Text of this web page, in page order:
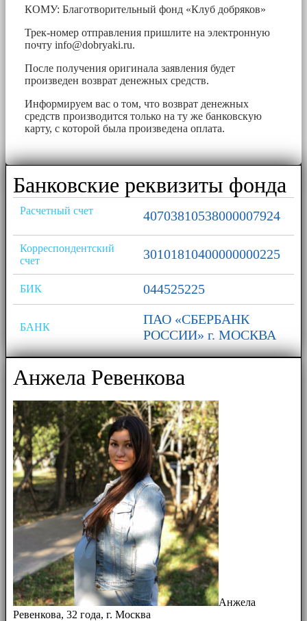
КОМУ: Благотворительный фонд «Клуб добряков»
Трек-номер отправления пришлите на электронную
почту info@dobryaki.ru.
После получения оригинала заявления будет
произведен возврат денежных средств.
Информируем вас о том, что возврат денежных
средств производится только на ту же банковскую
карту, с которой была произведена оплата.
Банковские реквизиты фонда
Расчетный счет 40703810538000007924
Корреспондентский
счет
30101810400000000225
БИК 044525225
БАНК
ПАО «СБЕРБАНК
РОССИИ» г. МОСКВА
Анжела Ревенкова
Анжела
Ревенкова, 32 года, г. Москва